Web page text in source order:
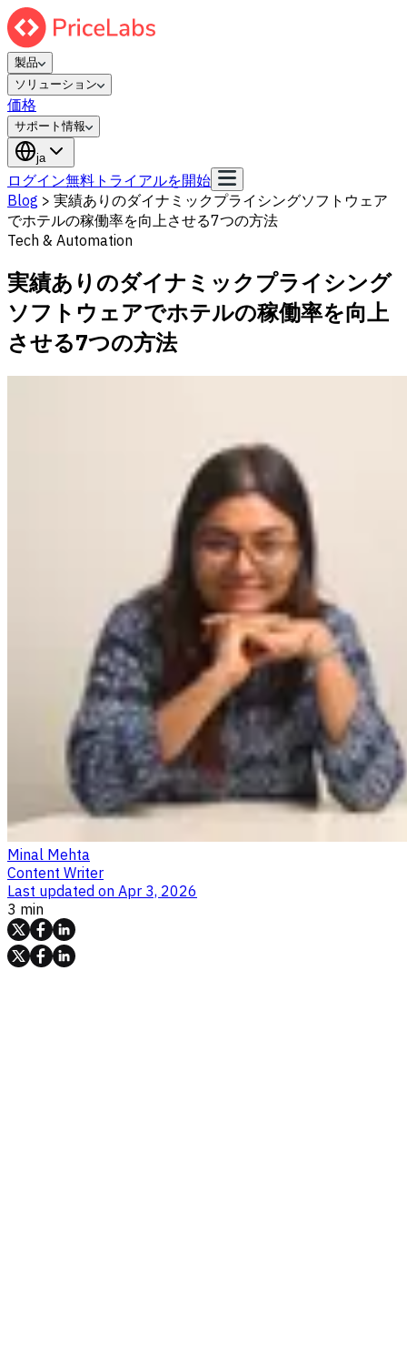
製品
ソリューション
価格
サポート情報
ja
ログイン無料トライアルを開始
Blog > 実績ありのダイナミックプライシングソフトウェア
でホテルの稼働率を向上させる7つの方法
Tech & Automation
実績ありのダイナミックプライシング
ソフトウェアでホテルの稼働率を向上
させる7つの方法
Minal Mehta
Content Writer
Last updated on Apr 3, 2026
3 min